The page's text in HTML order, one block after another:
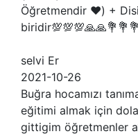
Öğretmendir ❤️) +
selvi Er
2021-10-26
Buğra hocamızı
eğitimi almak için
gittigim öğretmenler